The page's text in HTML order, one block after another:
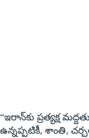
“ఇరాన్‌కు ప్రత్యక్ష
ఉన్నప్పటికీ, శాంతి,